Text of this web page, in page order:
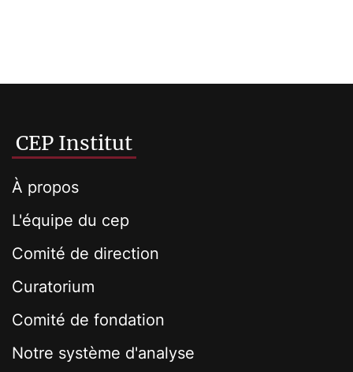
CEP Institut
À propos
L'équipe du cep
Comité de direction
Curatorium
Comité de fondation
Notre système d'analyse